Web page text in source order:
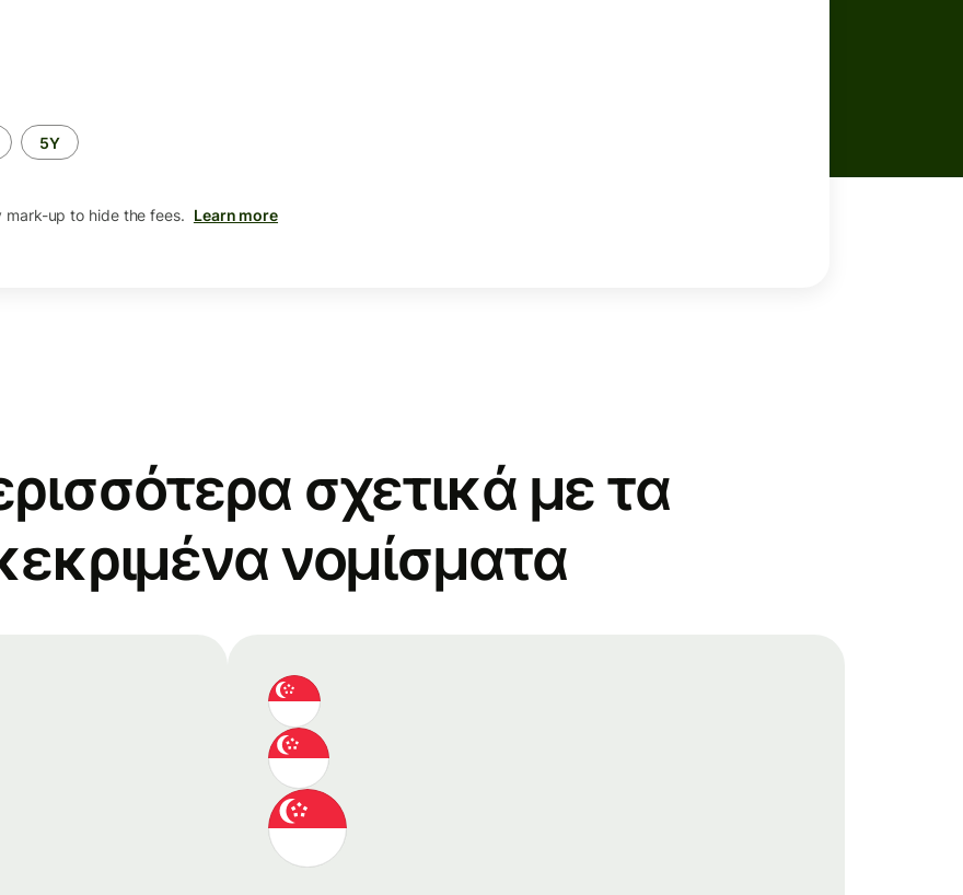
5Y
mark-up to hide the fees. Learn more
σχετικά με τα
νομίσματα